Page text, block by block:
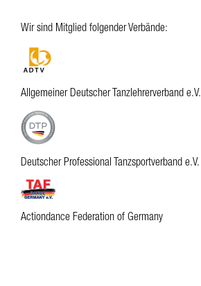
Wir sind Mitglied folgender Verbände:
Allgemeiner Deutscher Tanzlehrerverband e.V.
Deutscher Professional Tanzsportverband e.V.
Actiondance Federation of Germany